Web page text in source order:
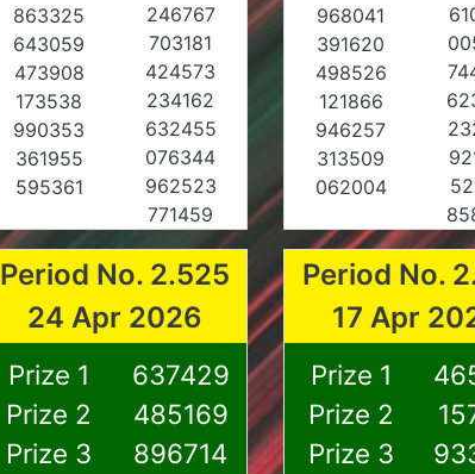
863325
643059
473908
173538
990353
361955
595361
246767
703181
424573
234162
632455
076344
962523
771459
968041
391620
498526
121866
946257
313509
062004
Period No. 2.525
24 Apr 2026
Prize 1
637429
Prize 2
485169
Prize 3
896714
Period No.
17 Apr
Prize 1
Prize 2
Prize 3